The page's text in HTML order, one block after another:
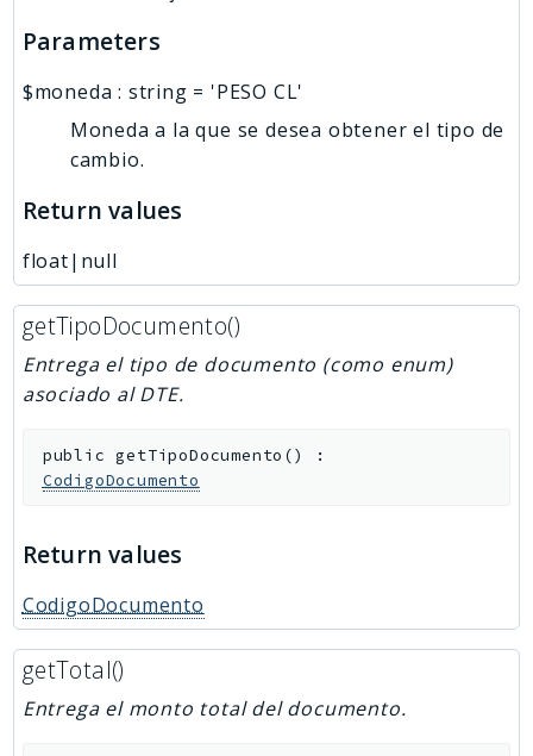
Parameters
$moneda : string = 'PESO CL'
Moneda a la que se desea obtener el tipo de
cambio.
Return values
float|null
getTipoDocumento()
Entrega el tipo de documento (como enum)
asociado al DTE.
public getTipoDocumento ()
:
CodigoDocumento
Return values
CodigoDocumento
getTotal()
Entrega el monto total del documento.